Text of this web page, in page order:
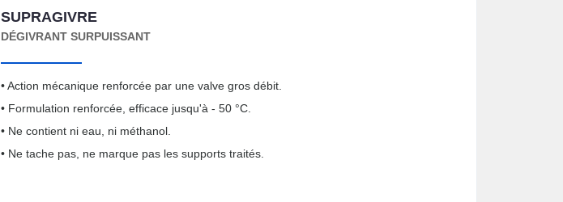
SUPRAGIVRE
DÉGIVRANT SURPUISSANT
• Action mécanique renforcée par une valve gros débit.
• Formulation renforcée, efficace jusqu'à - 50 °C.
• Ne contient ni eau, ni méthanol.
• Ne tache pas, ne marque pas les supports traités.